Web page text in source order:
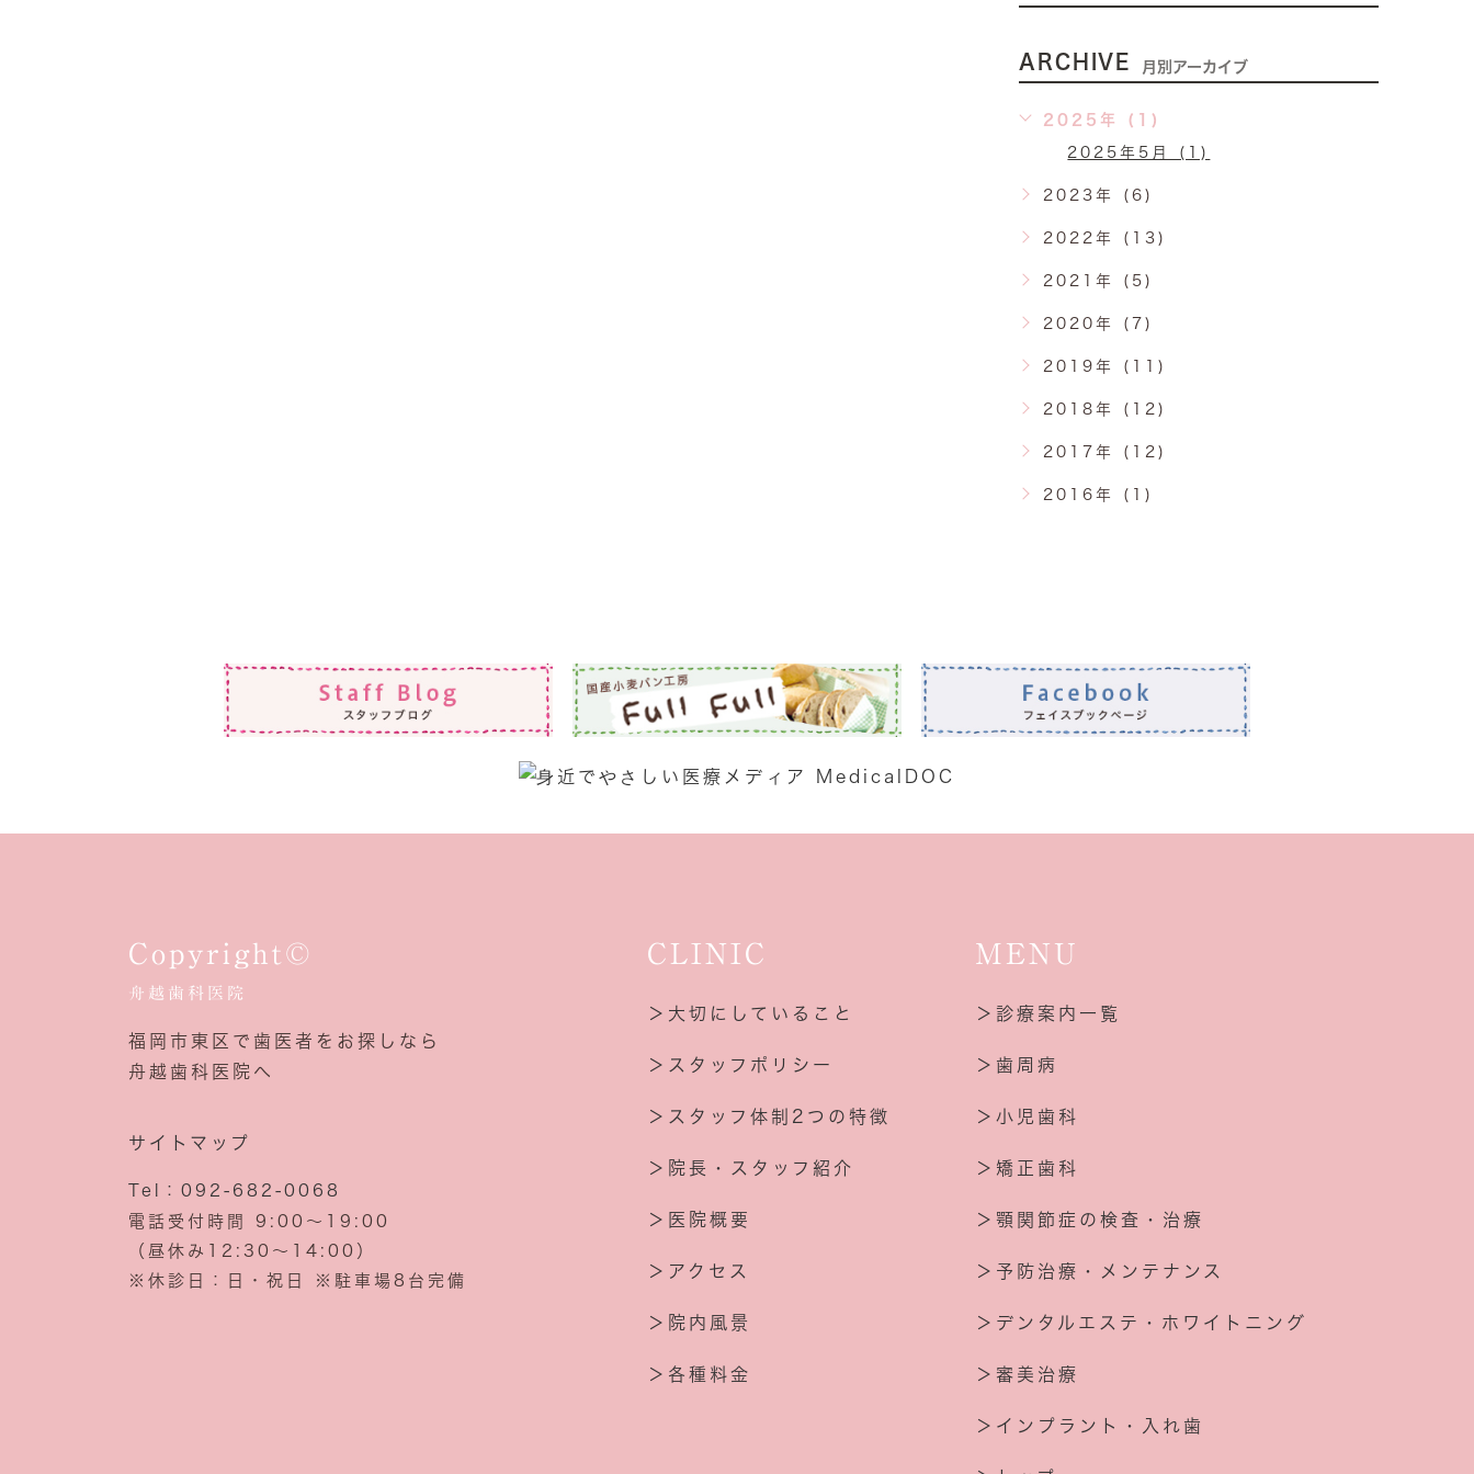
ARCHIVE 月別アーカイブ
2025年 (1)
2025年5月 (1)
2023年 (6)
2022年 (13)
2021年 (5)
2020年 (7)
2019年 (11)
2018年 (12)
2017年 (12)
2016年 (1)
Copyright©
舟越歯科医院
福岡市東区で歯医者をお探しなら
舟越歯科医院へ
サイトマップ
Tel：092-682-0068
電話受付時間 9:00～19:00
（昼休み12:30～14:00）
※休診日：日・祝日 ※駐車場8台完備
CLINIC
＞大切にしていること
＞スタッフポリシー
＞スタッフ体制2つの特徴
＞院長・スタッフ紹介
＞医院概要
＞アクセス
＞院内風景
＞各種料金
MENU
＞診療案内一覧
＞歯周病
＞小児歯科
＞矯正歯科
＞顎関節症の検査・治療
＞予防治療・メンテナンス
＞デンタルエステ・ホワイトニング
＞審美治療
＞インプラント・入れ歯